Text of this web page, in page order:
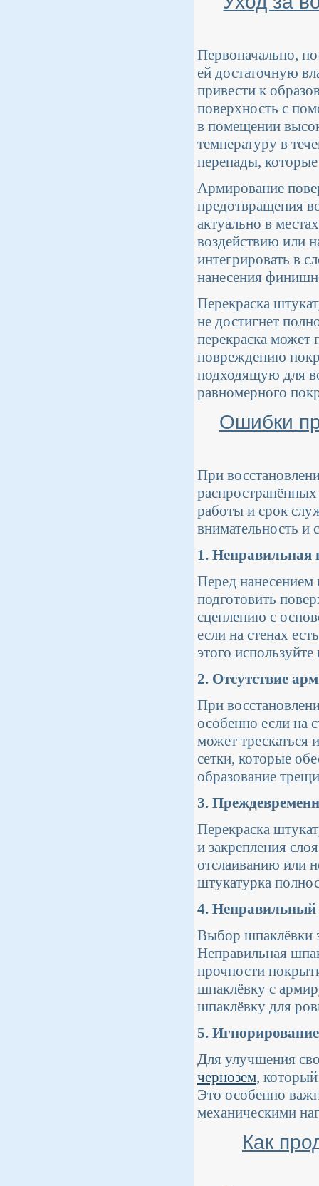
Первоначально,
ей достаточную
привести к
поверхность с
в помещении
температуру в
перепады,
Армирование
предотвращения
актуально в
воздействию или
интегрировать в
нанесения
Перекраска
не достигнет
перекраска может
повреждению
подходящую для
равномерного
Ошибки
При
работы и срок
внимательность и
1. Неправильная
Перед нанесением
подготовить
сцеплению с
если на стенах
этого
2. Отсутствие
При
особенно если на
может трескаться
сетки, которые
образование
3.
Перекраска
и закрепления
отслаиванию или
штукатурка
4.
Выбор шпаклёвки
Неправильная
прочности
шпаклёвку с
шпаклёвку для
5.
Для улучшения
чернозем,
Это особенно
механическими
Как